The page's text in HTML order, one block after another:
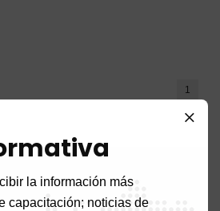
1
la información más
capacitación; noticias de